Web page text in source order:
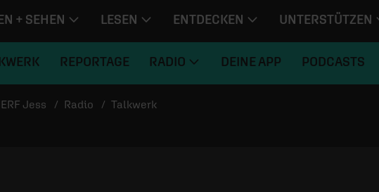
+ SEHEN LESEN ENTDECKEN UNTERSTÜTZEN
REPORTAGE RADIO DEINE APP PODCASTS
ERF Jess Radio Talkwerk